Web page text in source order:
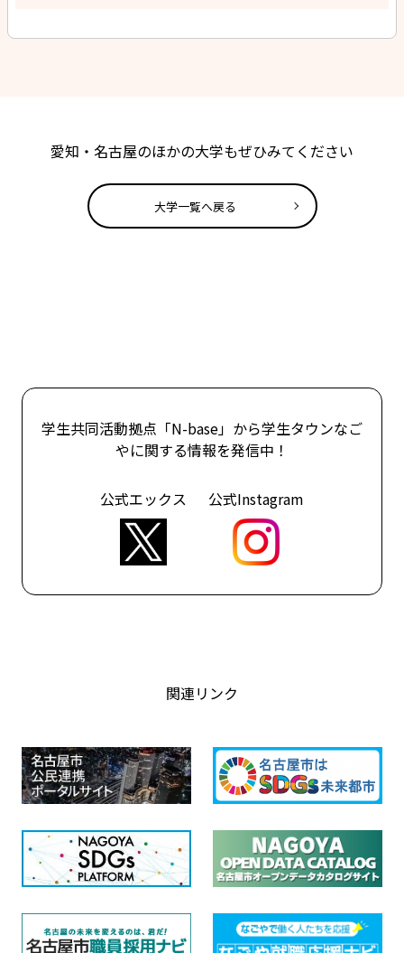
愛知・名古屋のほかの大学もぜひみてください
大学一覧へ戻る
学生共同活動拠点「N-base」から学生タウンなご
やに関する情報を発信中！
公式エックス 公式Instagram
関連リンク